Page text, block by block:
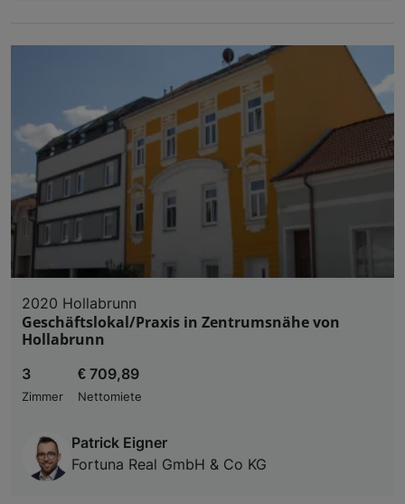
2020 Hollabrunn
Geschäftslokal/Praxis in Zentrumsnähe von
Hollabrunn
3
Zimmer
€ 709,89
Nettomiete
Patrick Eigner
Fortuna Real GmbH & Co KG